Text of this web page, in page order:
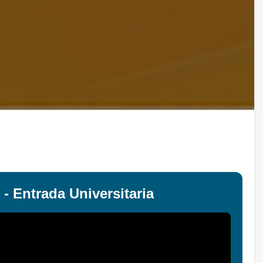
- Entrada Universitaria